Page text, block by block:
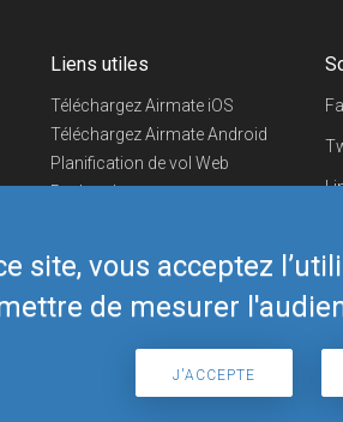
site, vous acceptez
de mesurer
J'ACCEPTE
Liens utiles
Téléchargez Airmate iOS
Téléchargez Airmate Android
Planification de vol Web
Recherche
Boutique Airmate